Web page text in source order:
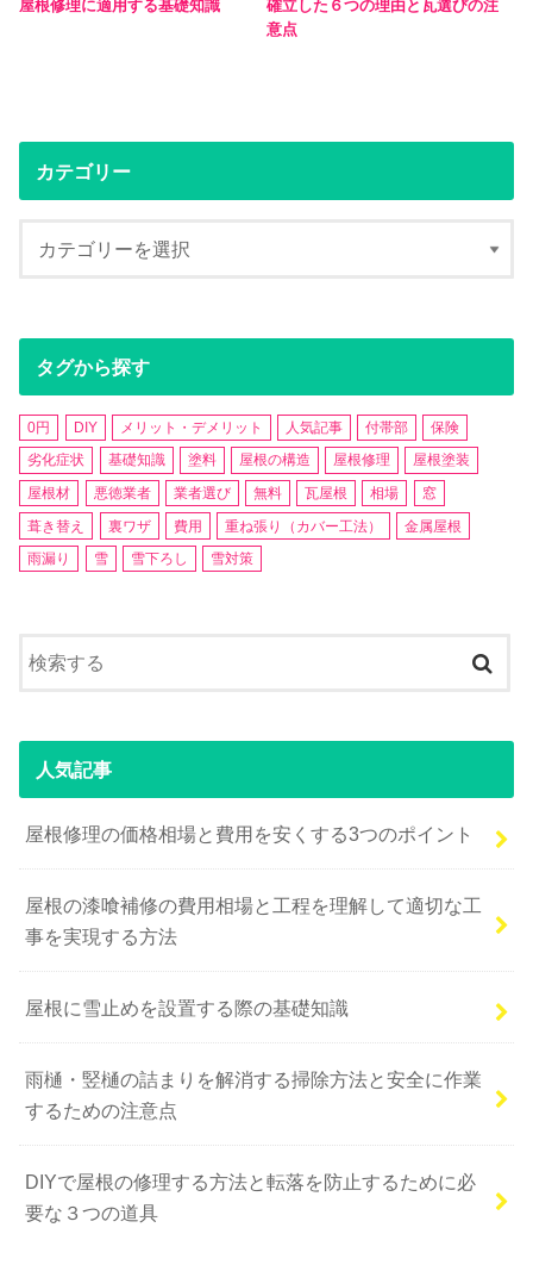
屋根修理に適用する基礎知識
確立した６つの理由と瓦選びの注
意点
カテゴリー
タグから探す
0円 DIY メリット・デメリット 人気記事 付帯部
保険
劣化症状
基礎知識 塗料 屋根の構造 屋根修理
屋根塗装
屋根材
悪徳業者 業者選び 無料 瓦屋根 相場
窓
葺き替え
裏ワザ 費用 重ね張り（カバー工法）
金属屋根
雨漏り
雪 雪下ろし 雪対策
人気記事
屋根修理の価格相場と費用を安くする3つのポイント
屋根の漆喰補修の費用相場と工程を理解して適切な工
事を実現する方法
屋根に雪止めを設置する際の基礎知識
雨樋・竪樋の詰まりを解消する掃除方法と安全に作業
するための注意点
DIYで屋根の修理する方法と転落を防止するために必
要な３つの道具